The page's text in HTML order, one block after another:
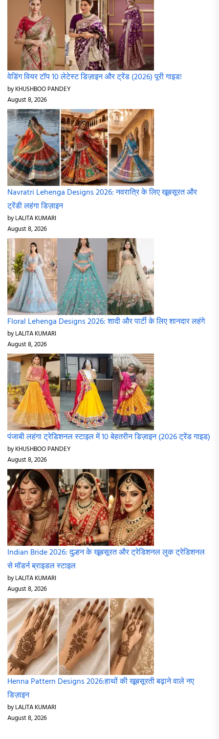
वेडिंग वियर टॉप 10 लेटेस्ट डिज़ाइन और ट्रेंड (2026) पूरी गाइड!
by KHUSHBOO PANDEY
August 8, 2026
Navratri Lehenga Designs 2026: नवरात्रि के लिए खूबसूरत और
ट्रेंडी लहंगा डिज़ाइन
by LALITA KUMARI
August 8, 2026
Floral Lehenga Designs 2026: शादी और पार्टी के लिए शानदार लहंगे
by LALITA KUMARI
August 8, 2026
पंजाबी लहंगा ट्रेडिशनल स्टाइल में 10 बेहतरीन डिज़ाइन (2026 ट्रेंड गाइड)
by KHUSHBOO PANDEY
August 8, 2026
Indian Bride 2026: दुल्हन के खूबसूरत और ट्रेडिशनल लुक ट्रेडिशनल
से मॉडर्न ब्राइडल स्टाइल
by LALITA KUMARI
August 8, 2026
Henna Pattern Designs 2026:हाथों की खूबसूरती बढ़ाने वाले नए
डिज़ाइन
by LALITA KUMARI
August 8, 2026